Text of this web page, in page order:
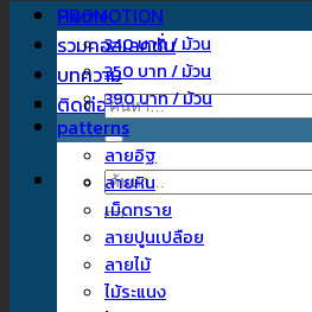
Home
รวมคอลเลคชั่น
บทความ
ติดต่อเรา
ค้นหา:
ค้นหา:
PROMOTION
340 บาท / ม้วน
350 บาท / ม้วน
390 บาท / ม้วน
patterns
ลายอิฐ
ลายหิน
เม็ดทราย
ลายปูนเปลือย
ลายไม้
ไม้ระแนง